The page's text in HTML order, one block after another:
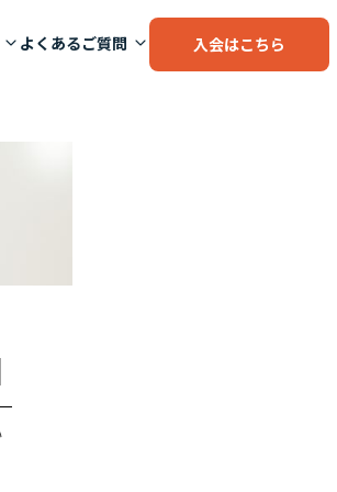
よくあるご質問 入会はこちら